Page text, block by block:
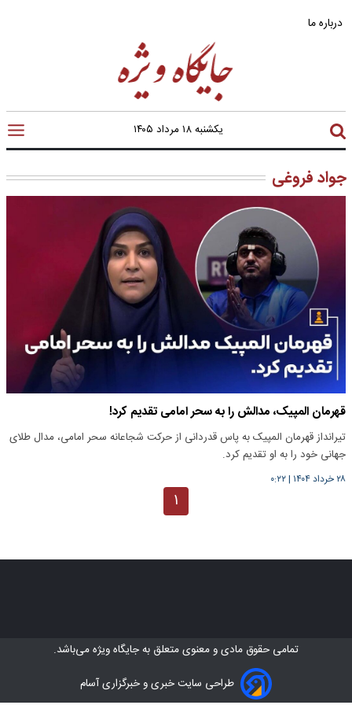
درباره ما
یکشنبه ۱۸ مرداد ۱۴۰۵
جواد فروغی
قهرمان المپیک، مدالش را به سحر امامی تقدیم کرد!
تیرانداز قهرمان المپیک به پاس قدردانی از حرکت شجاعانه سحر امامی، مدال طلای
جهانی خود را به او تقدیم کرد.
۲۸ خرداد ۱۴۰۴ |۰:۲۲
۱
تمامی حقوق مادی و معنوی متعلق بهجایگاه ویژهمی‌باشد.
طراحی سایت خبری و خبرگزاری آسام